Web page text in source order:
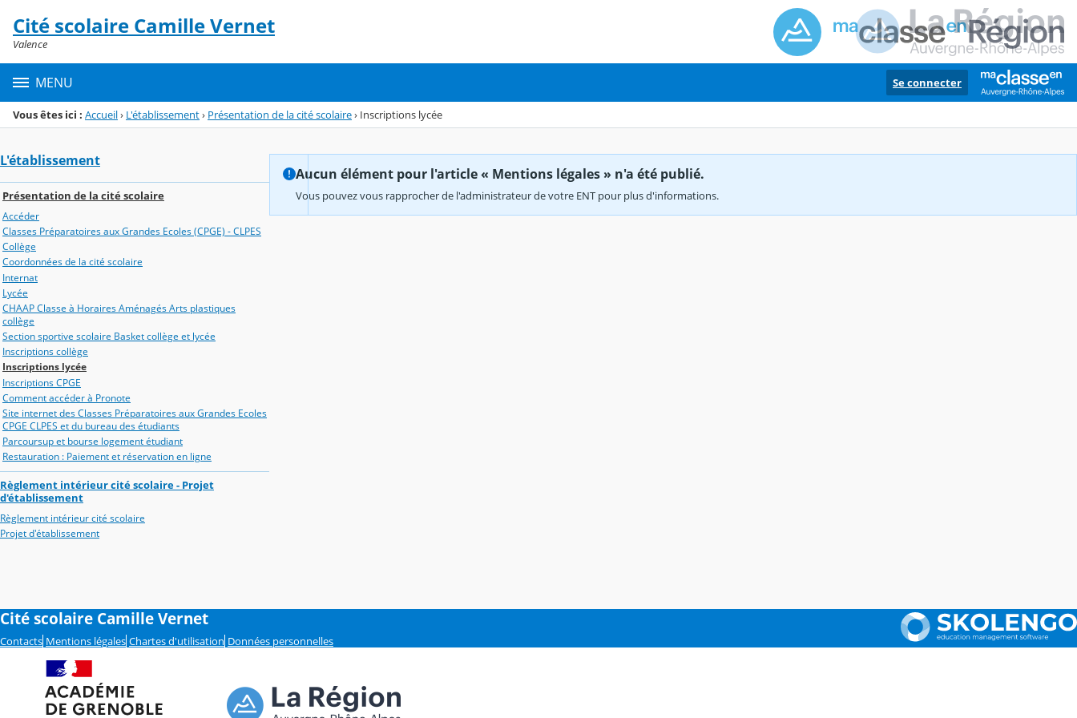
Menu de la rubrique
Contenu
Cité scolaire Camille Vernet
Valence
MENU Se connecter
Vous êtes ici : Accueil› L'établissement› Présentation de la cité scolaire› Inscriptions lycée
L'établissement
Présentation de la cité scolaire
Accéder
Classes Préparatoires aux Grandes Ecoles (CPGE) - CLPES
Collège
Coordonnées de la cité scolaire
Internat
Lycée
CHAAP Classe à Horaires Aménagés Arts plastiques
collège
Section sportive scolaire Basket collège et lycée
Inscriptions collège
Inscriptions lycée
Inscriptions CPGE
Comment accéder à Pronote
Site internet des Classes Préparatoires aux Grandes Ecoles
CPGE CLPES et du bureau des étudiants
Parcoursup et bourse logement étudiant
Restauration : Paiement et réservation en ligne
Règlement intérieur cité scolaire - Projet
d'établissement
Règlement intérieur cité scolaire
Projet d'établissement
Aucun élément pour l'article « Mentions légales » n'a été publié.
Vous pouvez vous rapprocher de l'administrateur de votre ENT pour plus d'informations.
Cité scolaire Camille Vernet
Contacts Mentions légales Chartes d'utilisation Données personnelles